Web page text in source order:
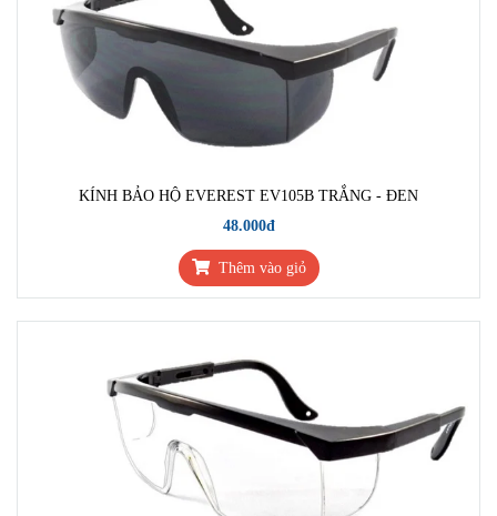
KÍNH BẢO HỘ EVEREST EV105B TRẮNG - ĐEN
48.000đ
Thêm vào giỏ